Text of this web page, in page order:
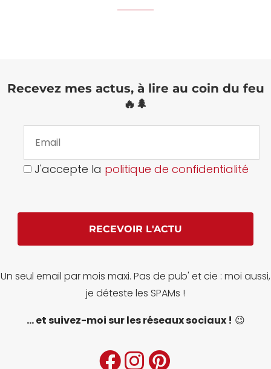
Recevez mes actus, à lire au coin du feu
🔥🌲
J'accepte la politique de confidentialité
Un seul email par mois maxi. Pas de pub' et cie : moi aussi,
je déteste les SPAMs !
... et suivez-moi sur les réseaux sociaux ! 😉